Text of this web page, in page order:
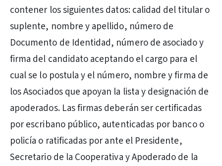
contener los siguientes datos: calidad del titular o
suplente, nombre y apellido, número de
Documento de Identidad, número de asociado y
firma del candidato aceptando el cargo para el
cual se lo postula y el número, nombre y firma de
los Asociados que apoyan la lista y designación de
apoderados. Las firmas deberán ser certificadas
por escribano público, autenticadas por banco o
policía o ratificadas por ante el Presidente,
Secretario de la Cooperativa y Apoderado de la